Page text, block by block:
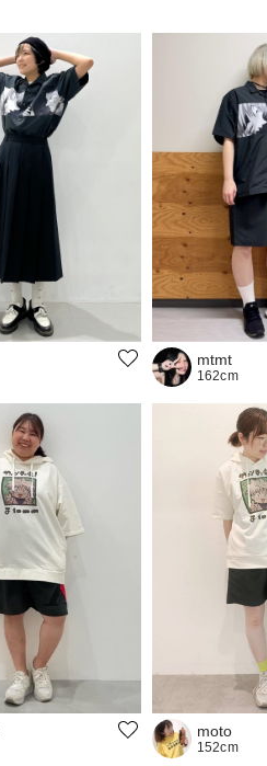
mtmt
162cm
moto
152cm